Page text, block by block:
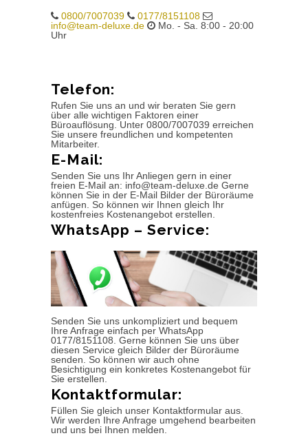
0800/7007039
0177/8151108
info@team-deluxe.de
Mo. - Sa. 8:00 - 20:00
Uhr
Telefon:
Rufen Sie uns an und wir beraten Sie gern
über alle wichtigen Faktoren einer
Büroauflösung. Unter 0800/7007039 erreichen
Sie unsere freundlichen und kompetenten
Mitarbeiter.
E-Mail:
Senden Sie uns Ihr Anliegen gern in einer
freien E-Mail an: info@team-deluxe.de Gerne
können Sie in der E-Mail Bilder der Büroräume
anfügen. So können wir Ihnen gleich Ihr
kostenfreies Kostenangebot erstellen.
WhatsApp – Service:
Senden Sie uns unkompliziert und bequem
Ihre Anfrage einfach per WhatsApp
0177/8151108. Gerne können Sie uns über
diesen Service gleich Bilder der Büroräume
senden. So können wir auch ohne
Besichtigung ein konkretes Kostenangebot für
Sie erstellen.
Kontaktformular:
Füllen Sie gleich unser Kontaktformular aus.
Wir werden Ihre Anfrage umgehend bearbeiten
und uns bei Ihnen melden.